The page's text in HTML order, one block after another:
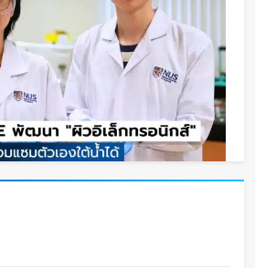
ฒนา “ผิวอิเล็กทรอนิกส์” ที่รับรู้
มตัวเองใต้น้ำได้